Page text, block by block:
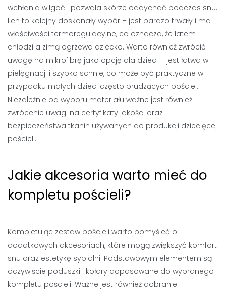
wchłania wilgoć i pozwala skórze oddychać podczas snu.
Len to kolejny doskonały wybór – jest bardzo trwały i ma
właściwości termoregulacyjne, co oznacza, że latem
chłodzi a zimą ogrzewa dziecko. Warto również zwrócić
uwagę na mikrofibrę jako opcję dla dzieci – jest łatwa w
pielęgnacji i szybko schnie, co może być praktyczne w
przypadku małych dzieci często brudzących pościel.
Niezależnie od wyboru materiału ważne jest również
zwrócenie uwagi na certyfikaty jakości oraz
bezpieczeństwa tkanin używanych do produkcji dziecięcej
pościeli.
Jakie akcesoria warto mieć do
kompletu pościeli?
Kompletując zestaw pościeli warto pomyśleć o
dodatkowych akcesoriach, które mogą zwiększyć komfort
snu oraz estetykę sypialni. Podstawowym elementem są
oczywiście poduszki i kołdry dopasowane do wybranego
kompletu pościeli. Ważne jest również dobranie